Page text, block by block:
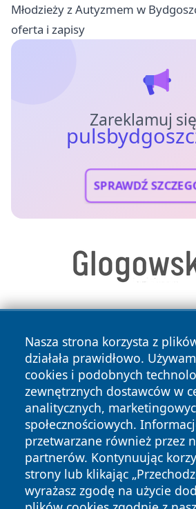
Młodzieży z Autyzmem w
oferta i zapisy
Zareklamuj
SPRAWDŹ
Nasza strona korzysta z
działała prawidłowo.
cookies i podobnych
zewnętrznych dostawców w
analitycznych,
społecznościowych.
przetwarzane również przez
partnerów. Kontynuując
strony lub klikając
wyrażasz zgodę na użycie
Copyright © 2026 pulsbydgoszczy.pl
zastrzeżone.
News Autorzy
Polityka
Prywatności